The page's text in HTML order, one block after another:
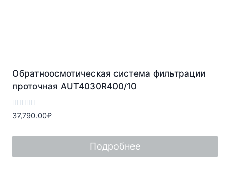
Обратноосмотическая система фильтрации
проточная AUT4030R400/10
Оценка
0
5
37,790.00₽
Подробнее